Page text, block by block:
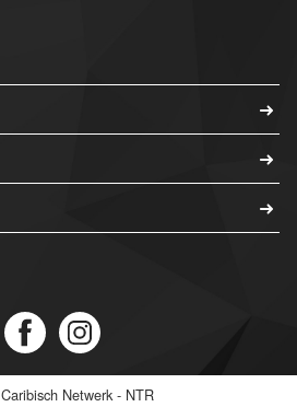
Caribisch Netwerk - NTR